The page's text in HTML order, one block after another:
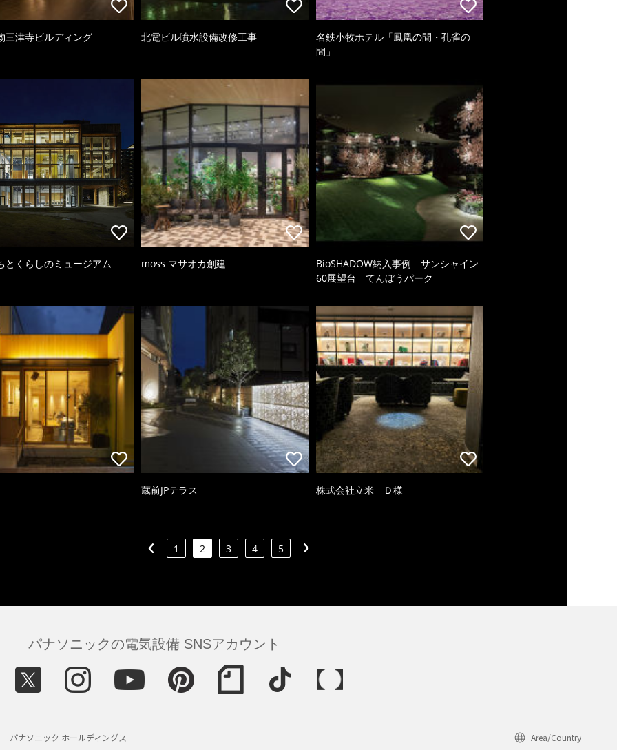
三津寺ビルディング 北電ビル噴水設備改修工事
名鉄小牧ホテル「鳳凰の間・孔雀の
間」
とくらしのミュージアム moss マサオカ創建
BioSHADOW納入事例 サンシャイン
60展望台 てんぼうパーク
蔵前JPテラス 株式会社立米 Ｄ様
1 2 3 4 5
パナソニックの電気設備 SNSアカウント
パナソニック ホールディングス Area/Country